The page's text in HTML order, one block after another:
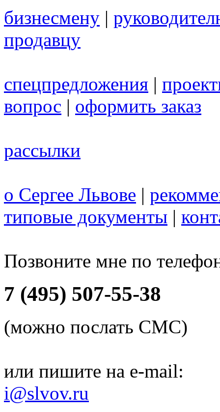
бизнесмену |
продавцу
спецпредложения |
вопрос | оформить заказ
рассылки
о Сергее Львове |
типовые документы |
Позвоните мне по
7 (495) 507-55-38
(можно послать СМС)
или пишите на e-mail:
i@slvov.ru